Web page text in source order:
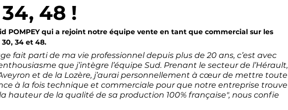
34, 48 !
POMPEY qui a rejoint notre équipe vente en tant que commercial sur les
34 et 48.
fait parti de ma vie professionnel depuis plus de 20 ans, c’est avec
que j’intègre l’équipe Sud. Prenant le secteur de l’Hérault,
et de la Lozère, j’aurai personnellement à cœur de mettre toute
à la fois technique et commerciale pour que notre entreprise trouve
hauteur de la qualité de sa production 100% française", nous confie